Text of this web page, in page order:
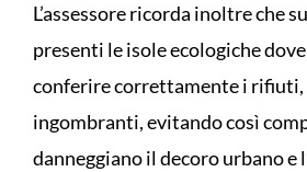
L’assessore ricorda inoltre che
presenti le isole ecologiche
conferire correttamente i rifiuti,
ingombranti, evitando così
danneggiano il decoro urbano e